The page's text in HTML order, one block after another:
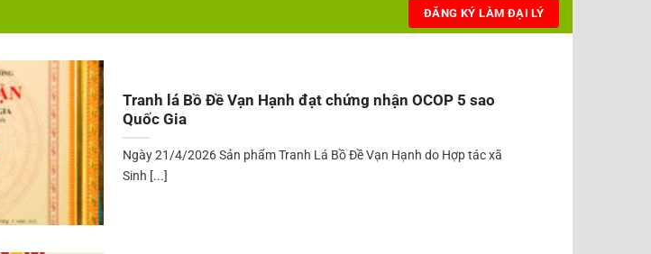
ĐĂNG KÝ LÀM ĐẠI LÝ
Tranh lá Bồ Đề Vạn Hạnh đạt chứng nhận OCOP 5 sao
Quốc Gia
Ngày 21/4/2026 Sản phẩm Tranh Lá Bồ Đề Vạn Hạnh do Hợp tác xã
Sinh [...]